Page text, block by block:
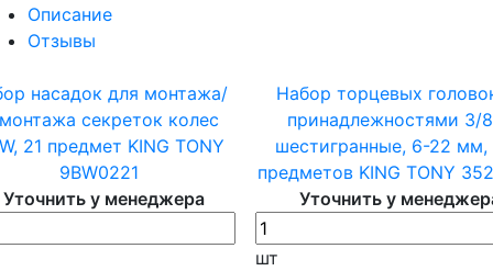
Описание
Отзывы
насадок для монтажа/
секреток колес
21 предмет KING TONY
9BW0221
Уточнить у менеджера
Набор торцевых
принадлежностями 3/
шестигранные, 6-22 мм,
предметов KING TONY
Уточнить у
шт